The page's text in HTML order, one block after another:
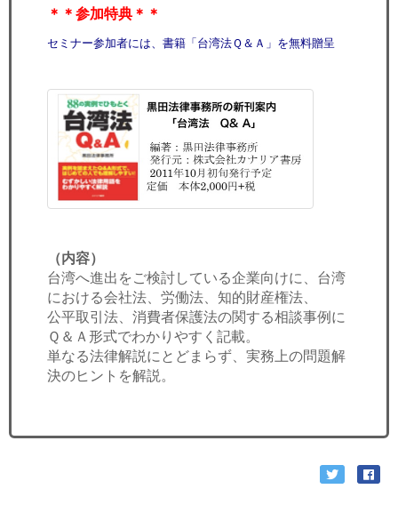
＊＊参加特典＊＊
セミナー参加者には、書籍「台湾法Ｑ＆Ａ」を無料贈呈
（内容）
台湾へ進出をご検討している企業向けに、台湾
における会社法、労働法、知的財産権法、
公平取引法、消費者保護法の関する相談事例に
Ｑ＆Ａ形式でわかりやすく記載。
単なる法律解説にとどまらず、実務上の問題解
決のヒントを解説。